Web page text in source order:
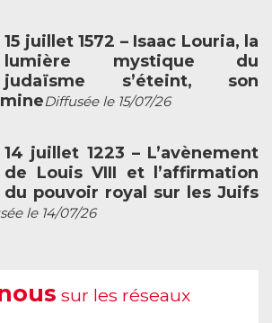
15 juillet 1572 – Isaac Louria, la
lumière mystique du
judaïsme s’éteint, son
Diffusée le 15/07/26
14 juillet 1223 – L’avènement
de Louis VIII et l’affirmation
du pouvoir royal sur les Juifs
le 14/07/26
sur les réseaux